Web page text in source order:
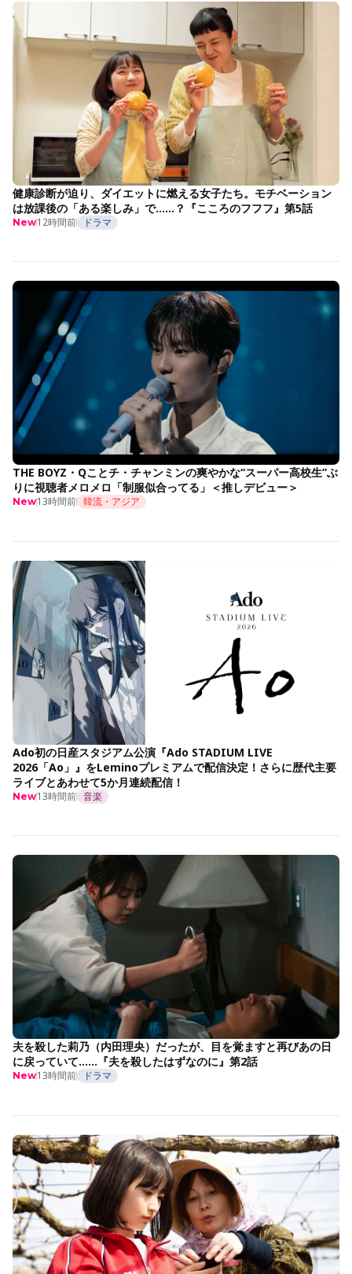
健康診断が迫り、ダイエットに燃える女子たち。モチベーション
は放課後の「ある楽しみ」で……？『こころのフフフ』第5話
New12時間前 ドラマ
THE BOYZ・Qことチ・チャンミンの爽やかな“スーパー高校生”ぶ
りに視聴者メロメロ「制服似合ってる」＜推しデビュー＞
New13時間前 韓流・アジア
Ado初の日産スタジアム公演『Ado STADIUM LIVE
2026「Ao」』をLeminoプレミアムで配信決定！さらに歴代主要
ライブとあわせて5か月連続配信！
New13時間前 音楽
夫を殺した莉乃（内田理央）だったが、目を覚ますと再びあの日
に戻っていて……『夫を殺したはずなのに』第2話
New13時間前 ドラマ